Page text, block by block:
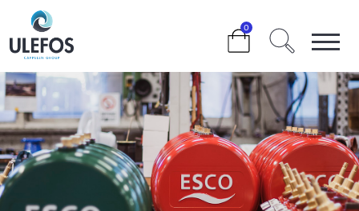
0
> NORSK BRANNHYDRANT